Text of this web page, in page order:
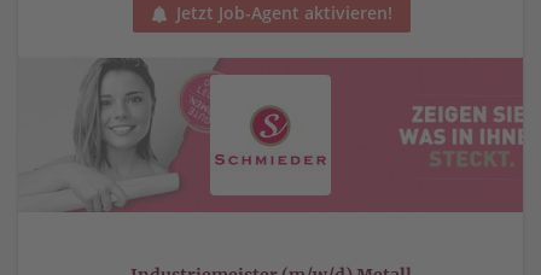
Jetzt Job-Agent aktivieren!